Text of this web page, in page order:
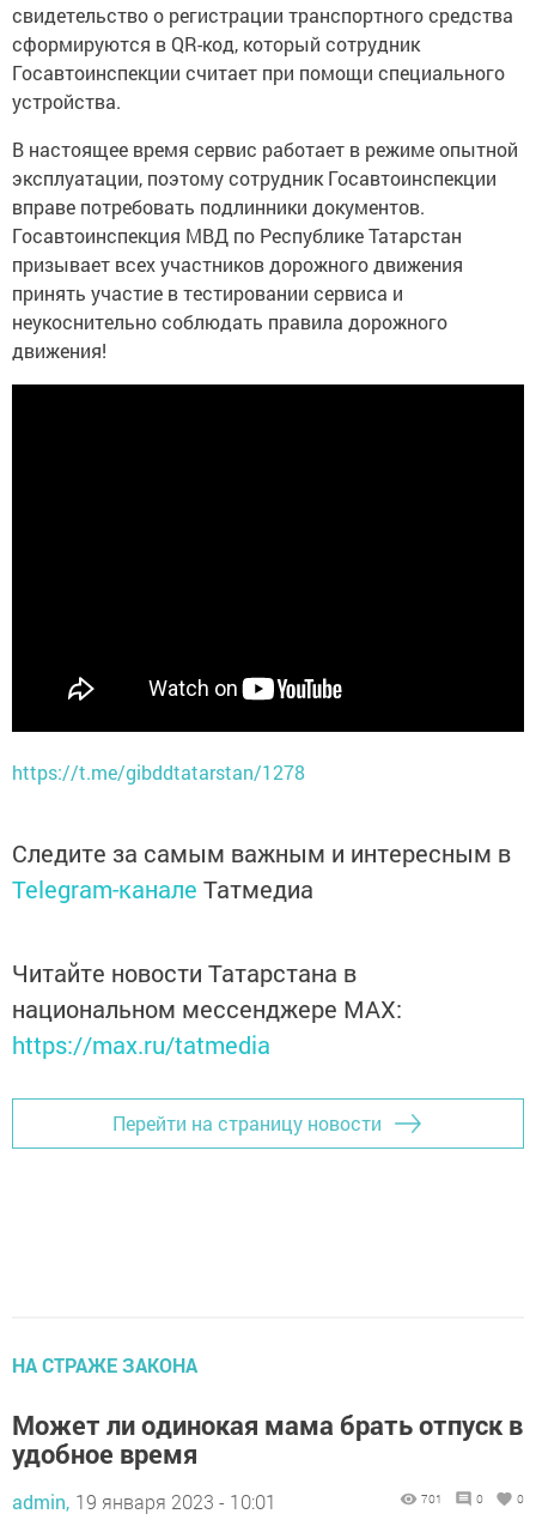
свидетельство о регистрации транспортного средства
сформируются в QR-код, который сотрудник
Госавтоинспекции считает при помощи специального
устройства.
В настоящее время сервис работает в режиме опытной
эксплуатации, поэтому сотрудник Госавтоинспекции
вправе потребовать подлинники документов.
Госавтоинспекция МВД по Республике Татарстан
призывает всех участников дорожного движения
принять участие в тестировании сервиса и
неукоснительно соблюдать правила дорожного
движения!
https://t.me/gibddtatarstan/1278
Следите за самым важным и интересным в
Telegram-канале Татмедиа
Читайте новости Татарстана в
национальном мессенджере MАХ:
https://max.ru/tatmedia
Перейти на страницу новости
НА СТРАЖЕ ЗАКОНА
Может ли одинокая мама брать отпуск в
удобное время
admin, 19 января 2023 - 10:01 701 0 0